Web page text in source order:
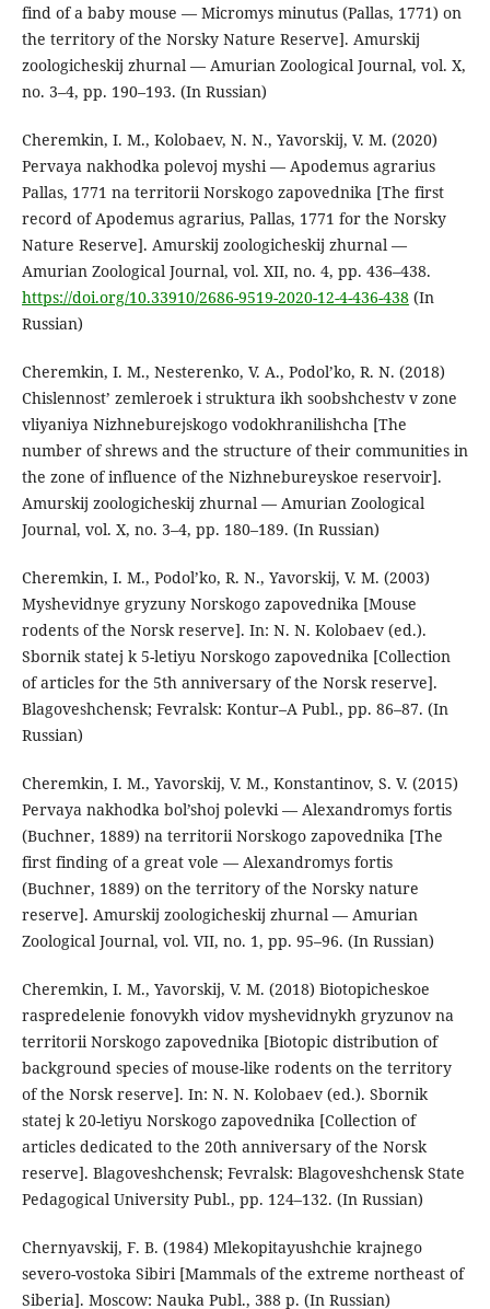
find of a baby mouse — Micromys minutus (Pallas, 1771) on
the territory of the Norsky Nature Reserve]. Amurskij
zoologicheskij zhurnal — Amurian Zoological Journal, vol. X,
no. 3–4, pp. 190–193. (In Russian)
Cheremkin, I. M., Kolobaev, N. N., Yavorskij, V. M. (2020)
Pervaya nakhodka polevoj myshi — Apodemus agrarius
Pallas, 1771 na territorii Norskogo zapovednika [The first
record of Apodemus agrarius, Pallas, 1771 for the Norsky
Nature Reserve]. Amurskij zoologicheskij zhurnal —
Amurian Zoological Journal, vol. XII, no. 4, pp. 436–438.
https://doi.org/10.33910/2686-9519-2020-12-4-436-438(In
Russian)
Cheremkin, I. M., Nesterenko, V. A., Podol’ko, R. N. (2018)
Chislennost’ zemleroek i struktura ikh soobshchestv v zone
vliyaniya Nizhneburejskogo vodokhranilishcha [The
number of shrews and the structure of their communities in
the zone of influence of the Nizhnebureyskoe reservoir].
Amurskij zoologicheskij zhurnal — Amurian Zoological
Journal, vol. X, no. 3–4, pp. 180–189. (In Russian)
Cheremkin, I. M., Podol’ko, R. N., Yavorskij, V. M. (2003)
Myshevidnye gryzuny Norskogo zapovednika [Mouse
rodents of the Norsk reserve]. In: N. N. Kolobaev (ed.).
Sbornik statej k 5-letiyu Norskogo zapovednika [Collection
of articles for the 5th anniversary of the Norsk reserve].
Blagoveshchensk; Fevralsk: Kontur–A Publ., pp. 86–87. (In
Russian)
Cheremkin, I. M., Yavorskij, V. M., Konstantinov, S. V. (2015)
Pervaya nakhodka bol’shoj polevki — Alexandromys fortis
(Buchner, 1889) na territorii Norskogo zapovednika [The
first finding of a great vole — Alexandromys fortis
(Buchner, 1889) on the territory of the Norsky nature
reserve]. Amurskij zoologicheskij zhurnal — Amurian
Zoological Journal, vol. VII, no. 1, pp. 95–96. (In Russian)
Cheremkin, I. M., Yavorskij, V. M. (2018) Biotopicheskoe
raspredelenie fonovykh vidov myshevidnykh gryzunov na
territorii Norskogo zapovednika [Biotopic distribution of
background species of mouse-like rodents on the territory
of the Norsk reserve]. In: N. N. Kolobaev (ed.). Sbornik
statej k 20-letiyu Norskogo zapovednika [Collection of
articles dedicated to the 20th anniversary of the Norsk
reserve]. Blagoveshchensk; Fevralsk: Blagoveshchensk State
Pedagogical University Publ., pp. 124–132. (In Russian)
Chernyavskij, F. B. (1984) Mlekopitayushchie krajnego
severo-vostoka Sibiri [Mammals of the extreme northeast of
Siberia]. Moscow: Nauka Publ., 388 p. (In Russian)